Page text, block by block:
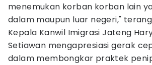
menemukan korban korban lain
dalam maupun luar negeri,"
Kepala Kanwil Imigrasi Jateng
Setiawan mengapresiasi gerak
dalam membongkar praktek